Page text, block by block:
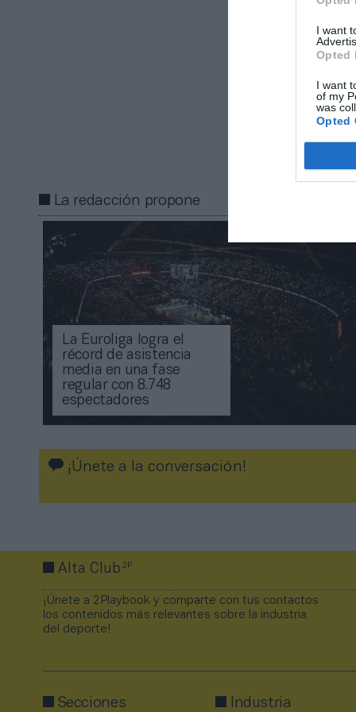
I want
Opted
I want
of my
was
Opted
2021, que
Añadir
Mantente
Compartir
La redacción propone
La Euroliga logra el
récord de asistencia
media en una fase
regular con 8.748
espectadores
¡Únete a la conversación!
Alta Club2P
¡Únete a 2Playbook y comparte con tus contactos
los contenidos más relevantes sobre la industria
del deporte!
Secciones Industria